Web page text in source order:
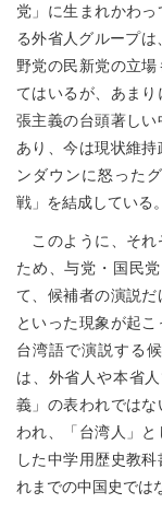
党」に生まれかわ
る外省人グループ
野党の民新党の立
てはいるが、あま
張主義の台頭著し
あり、今は現状維
ンダウンに怒った
戦」を結成している。
このように、それ
ため、与党・国民
て、候補者の演説
といった現象が起
台湾語で演説する
は、外省人や本省
義」の表われでは
われ、「台湾人」
した中学用歴史教
れまでの中国史では